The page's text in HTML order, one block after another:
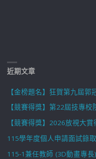
近期文章
【金榜題名】狂賀第九屆
【競賽得獎】第22屆技專
【競賽得獎】2026放視大
115學年度個人申請面試錄
115-1兼任教師 (3D動畫專